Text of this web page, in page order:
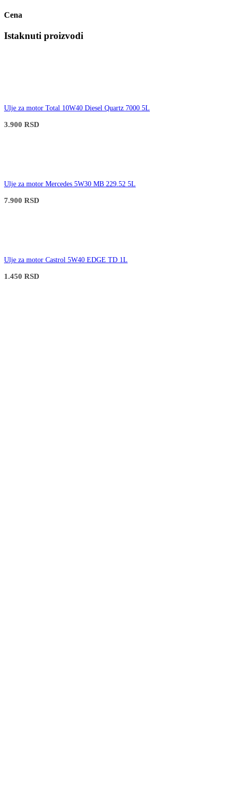
Cena
Istaknuti proizvodi
Ulje za motor Total 10W40 Diesel Quartz 7000 5L
3.900 RSD
Ulje za motor Mercedes 5W30 MB 229.52 5L
7.900 RSD
Ulje za motor Castrol 5W40 EDGE TD 1L
1.450 RSD